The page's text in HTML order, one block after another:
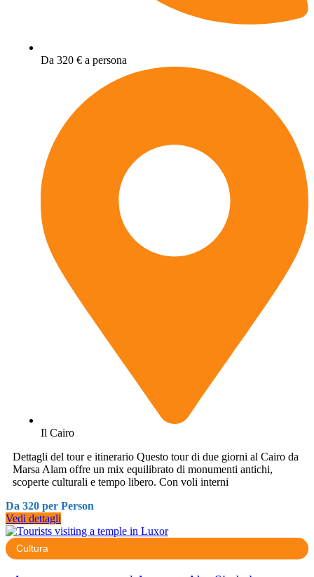
Da 320 € a persona
Il Cairo
Dettagli del tour e itinerario Questo tour di due giorni al Cairo da
Marsa Alam offre un mix equilibrato di monumenti antichi,
scoperte culturali e tempo libero. Con voli interni
Da 320 per Person
Vedi dettagli
Cultura